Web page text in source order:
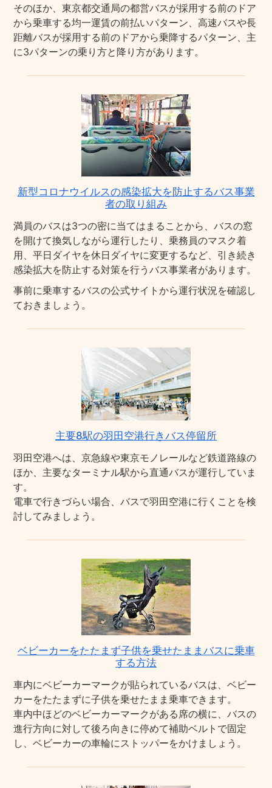
そのほか、東京都交通局の都営バスが採用する前のドア
から乗車する均一運賃の前払いパターン、高速バスや長
距離バスが採用する前のドアから乗降するパターン、主
に3パターンの乗り方と降り方があります。
新型コロナウイルスの感染拡大を防止するバス事業
者の取り組み
満員のバスは3つの密に当てはまることから、バスの窓
を開けて換気しながら運行したり、乗務員のマスク着
用、平日ダイヤを休日ダイヤに変更するなど、引き続き
感染拡大を防止する対策を行うバス事業者があります。
事前に乗車するバスの公式サイトから運行状況を確認し
ておきましょう。
主要8駅の羽田空港行きバス停留所
羽田空港へは、京急線や東京モノレールなど鉄道路線の
ほか、主要なターミナル駅から直通バスが運行していま
す。
電車で行きづらい場合、バスで羽田空港に行くことを検
討してみましょう。
ベビーカーをたたまず子供を乗せたままバスに乗車
する方法
車内にベビーカーマークが貼られているバスは、ベビー
カーをたたまずに子供を乗せたまま乗車できます。
車内中ほどのベビーカーマークがある席の横に、バスの
進行方向に対して後ろ向きに停めて補助ベルトで固定
し、ベビーカーの車輪にストッパーをかけましょう。